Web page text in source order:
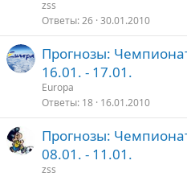
zss
Ответы 26 30.01.2010
Прогнозы:
16.01. - 17.01.
Europa
Ответы 18 16.01.2010
Прогнозы:
08.01. - 11.01.
zss